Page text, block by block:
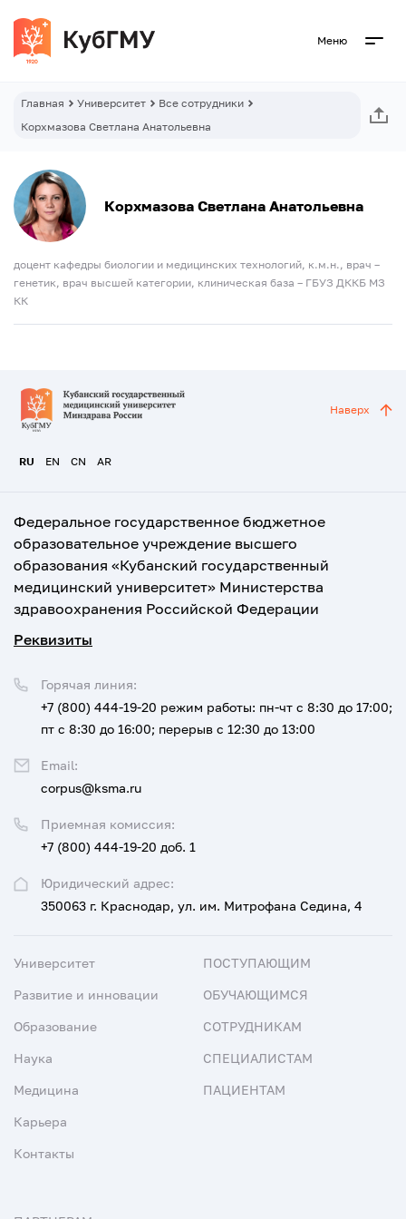
Меню
Главная Университет
Все сотрудники
Корхмазова Светлана Анатольевна
Корхмазова Светлана Анатольевна
доцент кафедры биологии и медицинских технологий, к.м.н., врач –
генетик, врач высшей категории, клиническая база – ГБУЗ ДККБ МЗ
КК
RU EN CN AR
Наверх
Федеральное государственное бюджетное
образовательное учреждение высшего
образования «Кубанский государственный
медицинский университет» Министерства
здравоохранения Российской Федерации
Реквизиты
Юридический адрес:
350063 г. Краснодар, ул. им. Митрофана Седина, 4
Приемная комиссия:
+7 (800) 444-19-20 доб. 1
Горячая линия:
+7 (800) 444-19-20 режим работы: пн-чт с 8:30 до 17:00;
пт с 8:30 до 16:00; перерыв с 12:30 до 13:00
Email:
corpus@ksma.ru
Университет
Развитие и инновации
Образование
Наука
Медицина
Карьера
Контакты
ПОСТУПАЮЩИМ
ОБУЧАЮЩИМСЯ
СОТРУДНИКАМ
СПЕЦИАЛИСТАМ
ПАЦИЕНТАМ